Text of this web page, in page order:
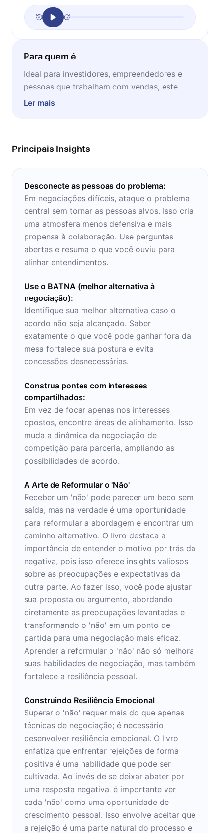
Para quem é
Ideal para investidores, empreendedores e
pessoas que trabalham com vendas, este
microbook vai para todos aqueles que
que é dito.
Ler mais
Principais Insights
Desconecte as pessoas do problema:
Em negociações difíceis, ataque o problema
central sem tornar as pessoas alvos. Isso cria
uma atmosfera menos defensiva e mais
propensa à colaboração. Use perguntas
abertas e resuma o que você ouviu para
alinhar entendimentos.
Use o BATNA (melhor alternativa à
negociação):
Identifique sua melhor alternativa caso o
acordo não seja alcançado. Saber
exatamente o que você pode ganhar fora da
mesa fortalece sua postura e evita
concessões desnecessárias.
Construa pontes com interesses
compartilhados:
Em vez de focar apenas nos interesses
opostos, encontre áreas de alinhamento. Isso
muda a dinâmica da negociação de
competição para parceria, ampliando as
possibilidades de acordo.
A Arte de Reformular o 'Não'
Receber um 'não' pode parecer um beco sem
saída, mas na verdade é uma oportunidade
para reformular a abordagem e encontrar um
caminho alternativo. O livro destaca a
importância de entender o motivo por trás da
negativa, pois isso oferece insights valiosos
sobre as preocupações e expectativas da
outra parte. Ao fazer isso, você pode ajustar
sua proposta ou argumento, abordando
diretamente as preocupações levantadas e
transformando o 'não' em um ponto de
partida para uma negociação mais eficaz.
Aprender a reformular o 'não' não só melhora
suas habilidades de negociação, mas também
fortalece a resiliência pessoal.
Construindo Resiliência Emocional
Superar o 'não' requer mais do que apenas
técnicas de negociação; é necessário
desenvolver resiliência emocional. O livro
enfatiza que enfrentar rejeições de forma
positiva é uma habilidade que pode ser
cultivada. Ao invés de se deixar abater por
uma resposta negativa, é importante ver
cada 'não' como uma oportunidade de
crescimento pessoal. Isso envolve aceitar que
a rejeição é uma parte natural do processo e